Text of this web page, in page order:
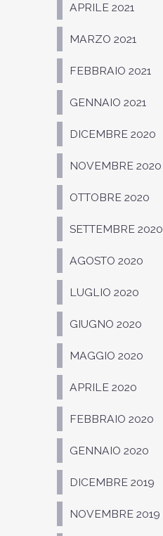
APRILE 2021
MARZO 2021
FEBBRAIO 2021
GENNAIO 2021
DICEMBRE 2020
NOVEMBRE 2020
OTTOBRE 2020
SETTEMBRE 2020
AGOSTO 2020
LUGLIO 2020
GIUGNO 2020
MAGGIO 2020
APRILE 2020
FEBBRAIO 2020
GENNAIO 2020
DICEMBRE 2019
NOVEMBRE 2019